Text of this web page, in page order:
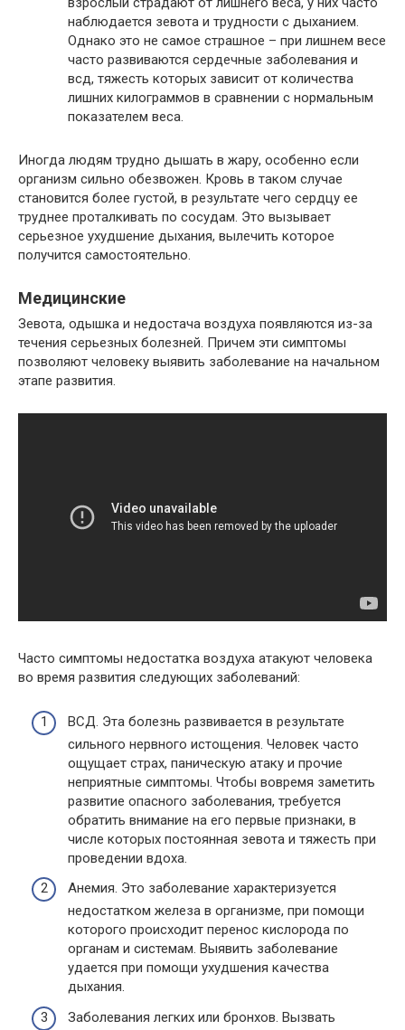
наблюдается зевота и трудности с дыханием.
Однако это не самое страшное – при лишнем весе
часто развиваются сердечные заболевания и
всд, тяжесть которых зависит от количества
лишних килограммов в сравнении с нормальным
показателем веса.
Иногда людям трудно дышать в жару, особенно если
организм сильно обезвожен. Кровь в таком случае
становится более густой, в результате чего сердцу ее
труднее проталкивать по сосудам. Это вызывает
серьезное ухудшение дыхания, вылечить которое
получится самостоятельно.
Медицинские
Зевота, одышка и недостача воздуха появляются из-за
течения серьезных болезней. Причем эти симптомы
позволяют человеку выявить заболевание на начальном
этапе развития.
Часто симптомы недостатка воздуха атакуют человека
во время развития следующих заболеваний:
ВСД. Эта болезнь развивается в результате
сильного нервного истощения. Человек часто
ощущает страх, паническую атаку и прочие
неприятные симптомы. Чтобы вовремя заметить
развитие опасного заболевания, требуется
обратить внимание на его первые признаки, в
числе которых постоянная зевота и тяжесть при
проведении вдоха.
Анемия. Это заболевание характеризуется
недостатком железа в организме, при помощи
которого происходит перенос кислорода по
органам и системам. Выявить заболевание
удается при помощи ухудшения качества
дыхания.
Заболевания легких или бронхов. Вызвать